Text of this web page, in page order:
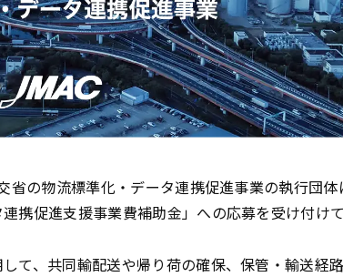
省の物流標準化・データ連携促進事業の執行団体
携促進支援事業費補助金」への応募を受け付けて
て、共同輸配送や帰り荷の確保、保管・輸送経